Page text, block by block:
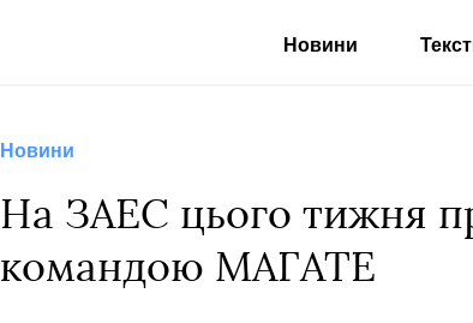
Новини
Новини
На ЗАЕС цього тижня
командою МАГАТЕ